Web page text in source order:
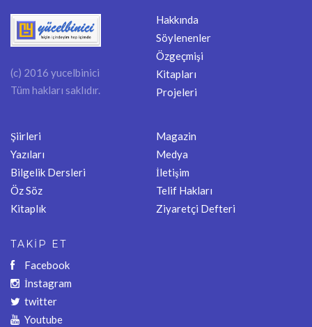
(c) 2016 yucelbinici
Tüm hakları saklıdır.
Hakkında
Söylenenler
Özgeçmişi
Kitapları
Projeleri
Şiirleri
Yazıları
Bilgelik Dersleri
Öz Söz
Kitaplık
Magazin
Medya
İletişim
Telif Hakları
Ziyaretçi Defteri
TAKİP ET
Facebook
İnstagram
twitter
Youtube